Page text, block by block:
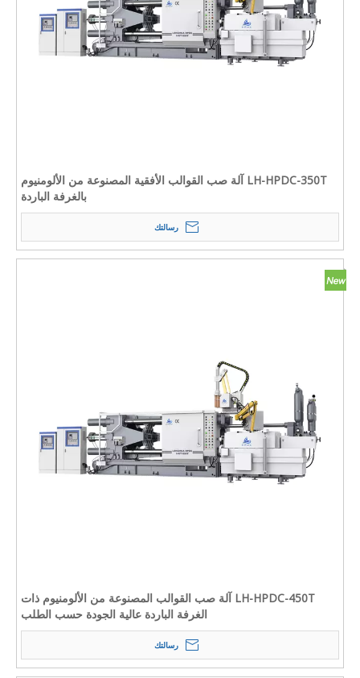
LH-HPDC-350T آلة صب القوالب الأفقية المصنوعة من الألومنيوم
بالغرفة الباردة
رسالتك
LH-HPDC-450T آلة صب القوالب المصنوعة من الألومنيوم ذات
الغرفة الباردة عالية الجودة حسب الطلب
رسالتك